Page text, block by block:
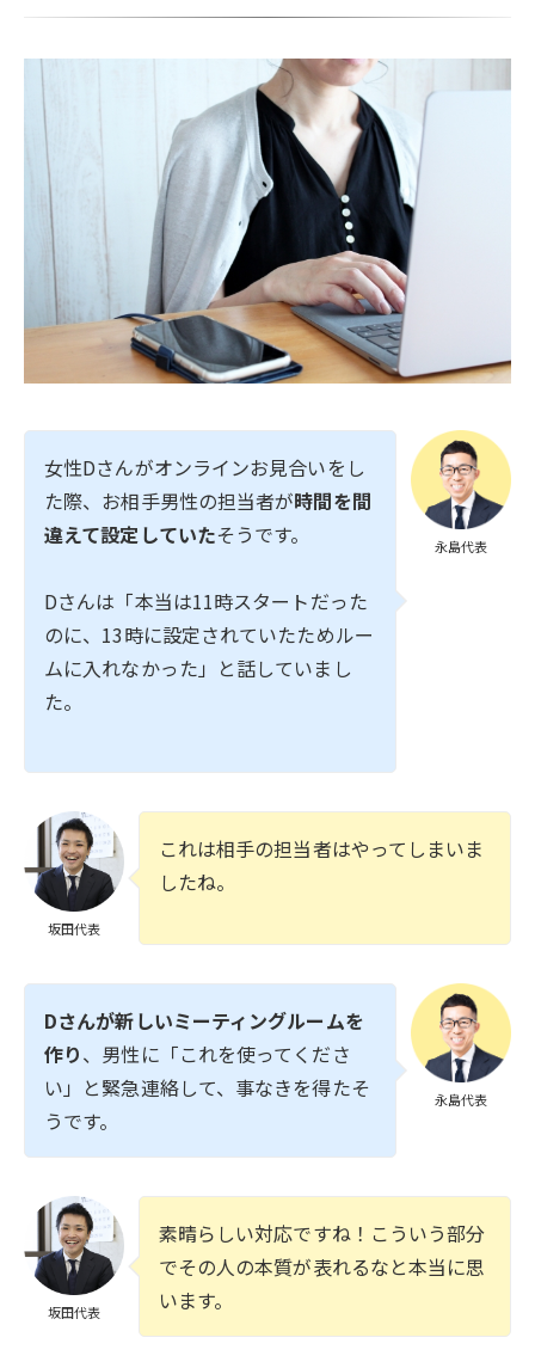
永島代表
女性Dさんがオンラインお見合いをし
た際、お相手男性の担当者が時間を間
違えて設定していたそうです。
Dさんは「本当は11時スタートだった
のに、13時に設定されていたためルー
ムに入れなかった」と話していまし
た。
坂田代表
これは相手の担当者はやってしまいま
したね。
永島代表
Dさんが新しいミーティングルームを
作り、男性に「これを使ってくださ
い」と緊急連絡して、事なきを得たそ
うです。
坂田代表
素晴らしい対応ですね！こういう部分
でその人の本質が表れるなと本当に思
います。